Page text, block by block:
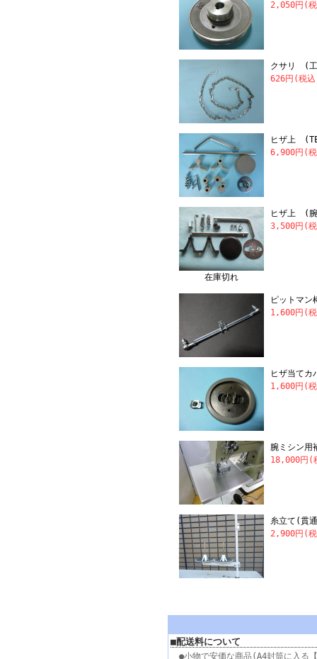
2,050円(
クサリ (工
626円(税
ヒザ上
6,900円(
在庫切れ
ヒザ上 (
3,500円(
ピットマ
1,600円(
ヒザ当て
1,600円(
腕ミシン
18,000円
糸立て(貫
2,900円(
■配送料について
●小物で安価な商品(A4封筒に入る